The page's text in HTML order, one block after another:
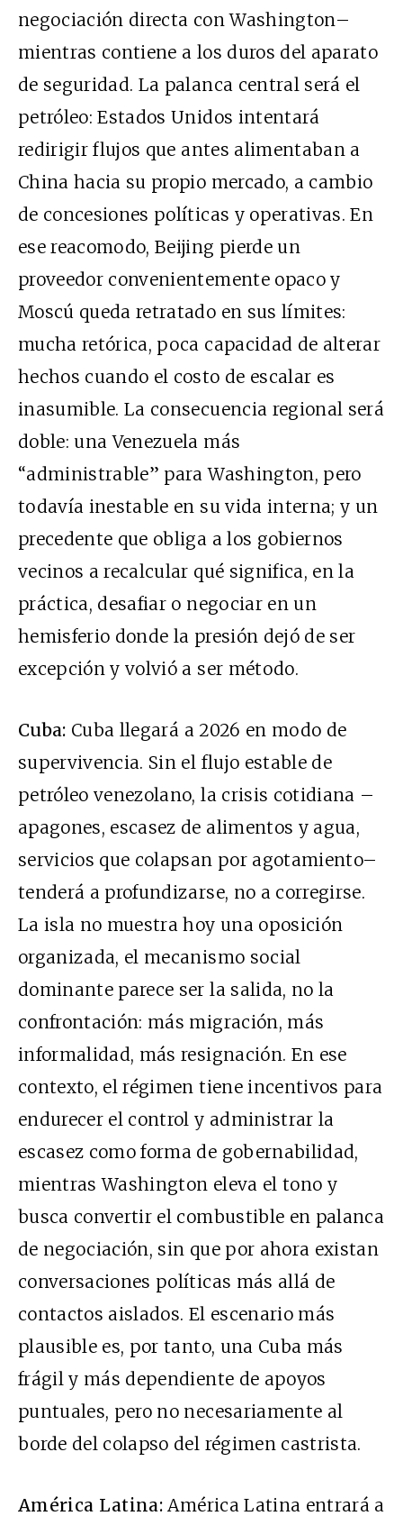
negociación directa con Washington–
mientras contiene a los duros del aparato
de seguridad. La palanca central será el
petróleo: Estados Unidos intentará
redirigir flujos que antes alimentaban a
China hacia su propio mercado, a cambio
de concesiones políticas y operativas. En
ese reacomodo, Beijing pierde un
proveedor convenientemente opaco y
Moscú queda retratado en sus límites:
mucha retórica, poca capacidad de alterar
hechos cuando el costo de escalar es
inasumible. La consecuencia regional será
doble: una Venezuela más
“administrable” para Washington, pero
todavía inestable en su vida interna; y un
precedente que obliga a los gobiernos
vecinos a recalcular qué significa, en la
práctica, desafiar o negociar en un
hemisferio donde la presión dejó de ser
excepción y volvió a ser método.
Cuba: Cuba llegará a 2026 en modo de
supervivencia. Sin el flujo estable de
petróleo venezolano, la crisis cotidiana –
apagones, escasez de alimentos y agua,
servicios que colapsan por agotamiento–
tenderá a profundizarse, no a corregirse.
La isla no muestra hoy una oposición
organizada, el mecanismo social
dominante parece ser la salida, no la
confrontación: más migración, más
informalidad, más resignación. En ese
contexto, el régimen tiene incentivos para
endurecer el control y administrar la
escasez como forma de gobernabilidad,
mientras Washington eleva el tono y
busca convertir el combustible en palanca
de negociación, sin que por ahora existan
conversaciones políticas más allá de
contactos aislados. El escenario más
plausible es, por tanto, una Cuba más
frágil y más dependiente de apoyos
puntuales, pero no necesariamente al
borde del colapso del régimen castrista.
América Latina:América Latina entrará a